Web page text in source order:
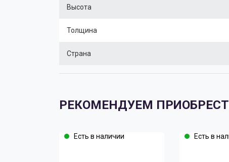
Высота
Толщина
Страна
РЕКОМЕНДУЕМ
Есть в наличии Есть в